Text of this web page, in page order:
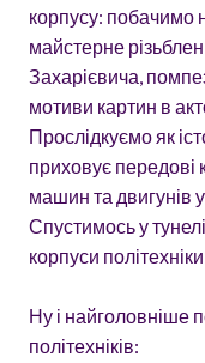
корпусу: побачимо
майстерне
Захарієвича,
мотиви картин в
Прослідкуємо як
приховує передові
машин та двигунів
Спустимось у
корпуси
Ну і найголовніше
політехніків: